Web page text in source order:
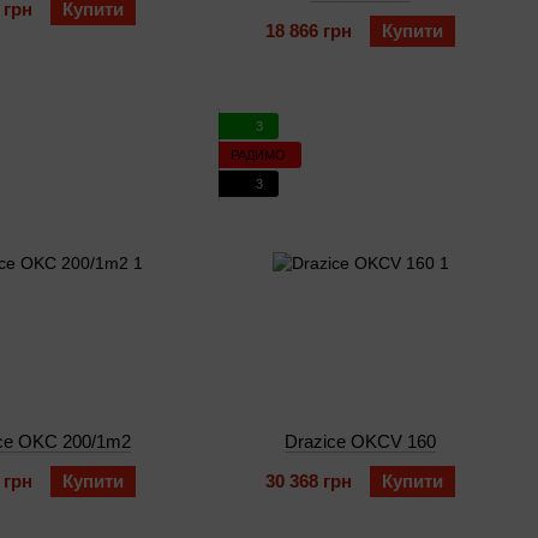
Купити
18 866 грн
Купити
OKC 200/1m2
Купити
3
РАДИМО
3
Drazice OKCV 160
30 368 грн
Купити